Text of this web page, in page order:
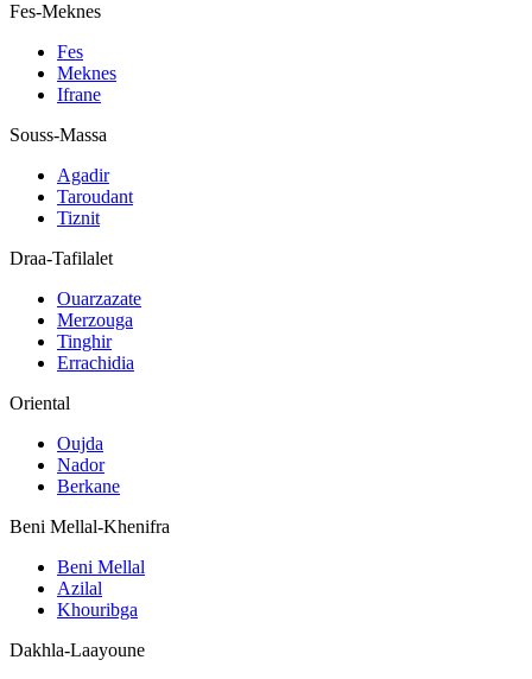
Fes-Meknes
Fes
Meknes
Ifrane
Souss-Massa
Agadir
Taroudant
Tiznit
Draa-Tafilalet
Ouarzazate
Merzouga
Tinghir
Errachidia
Oriental
Oujda
Nador
Berkane
Beni Mellal-Khenifra
Beni Mellal
Azilal
Khouribga
Dakhla-Laayoune